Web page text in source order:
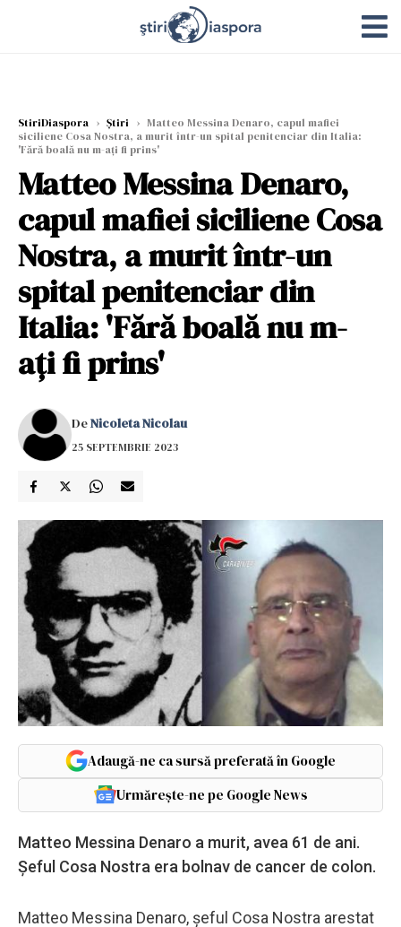
StiriDiaspora › Știri › Matteo Messina Denaro, capul mafiei
siciliene Cosa Nostra, a murit într-un spital penitenciar din Italia:
'Fără boală nu m-ați fi prins'
Matteo Messina Denaro,
capul mafiei siciliene Cosa
Nostra, a murit într-un
spital penitenciar din
Italia: 'Fără boală nu m-
ați fi prins'
DeNicoleta Nicolau
25 SEPTEMBRIE 2023
Adaugă-ne ca sursă preferată în Google
Urmărește-ne pe Google News
Matteo Messina Denaro a murit, avea 61 de ani.
Șeful Cosa Nostra era bolnav de cancer de colon.
Matteo Messina Denaro, șeful Cosa Nostra arestat